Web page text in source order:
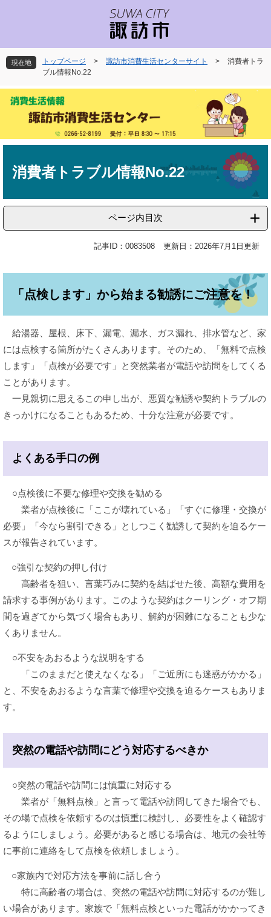
先
頭
を
飛
へ
現在地 トップページ > 諏訪市消費生活センターサイト >
消費者トラ
ブル情報No.22
消費者トラブル情報No.22
ページ内目次
記事ID：0083508 更新日：2026年7月1日更新
「点検します」から始まる勧誘にご注意を！
給湯器、屋根、床下、漏電、漏水、ガス漏れ、排水管など、家
には点検する箇所がたくさんあります。そのため、「無料で点検
します」「点検が必要です」と突然業者が電話や訪問をしてくる
ことがあります。
一見親切に思えるこの申し出が、悪質な勧誘や契約トラブルの
きっかけになることもあるため、十分な注意が必要です。​
よくある手口の例
○点検後に不要な修理や交換を勧める
業者が点検後に「ここが壊れている」「すぐに修理・交換が
必要」「今なら割引できる」としつこく勧誘して契約を迫るケー
スが報告されています。
○強引な契約の押し付け
高齢者を狙い、言葉巧みに契約を結ばせた後、高額な費用を
請求する事例があります。このような契約はクーリング・オフ期
間を過ぎてから気づく場合もあり、解約が困難になることも少な
くありません。
○不安をあおるような説明をする
「このままだと使えなくなる」「ご近所にも迷惑がかかる」
と、不安をあおるような言葉で修理や交換を迫るケースもありま
す。
突然の電話や訪問にどう対応するべきか
○突然の電話や訪問には慎重に対応する
業者が「無料点検」と言って電話や訪問してきた場合でも、
その場で点検を依頼するのは慎重に検討し、必要性をよく確認す
るようにしましょう。必要があると感じる場合は、地元の会社等
に事前に連絡をして点検を依頼しましょう。​
○家族内で対応方法を事前に話し合う
特に高齢者の場合は、突然の電話や訪問に対応するのが難し
い場合があります。家族で「無料点検といった電話がかかってき